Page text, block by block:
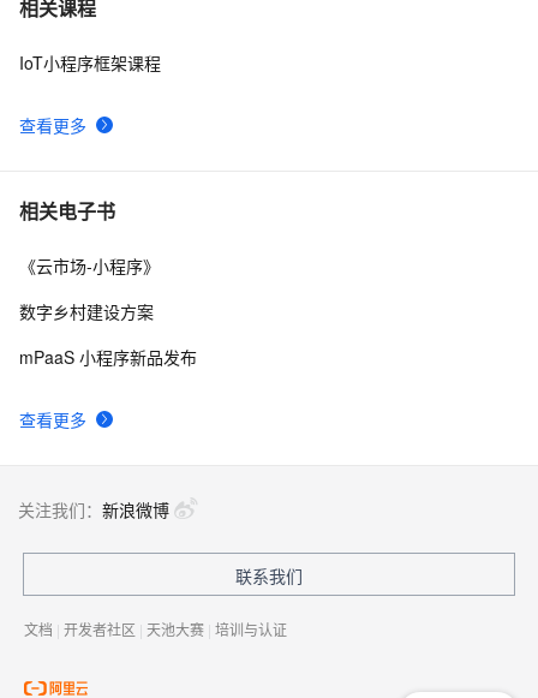
8 微信小程序canvas画布不清晰解决方法
9 【一步步开发AI运动小程序】十七、如何识别用户上传
10
相关课程
查看更多
IoT小程序框架课程
相关电子书
查看更多
《云市场-小程序》
数字乡村建设方案
mPaaS 小程序新品发布
关注我们： 新浪微博
联系我们
文档 | 开发者社区 | 天池大赛 | 培训与认证